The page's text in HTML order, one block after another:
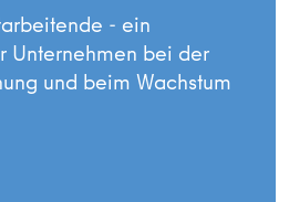
- ein
Unternehmen bei der
und beim Wachstum